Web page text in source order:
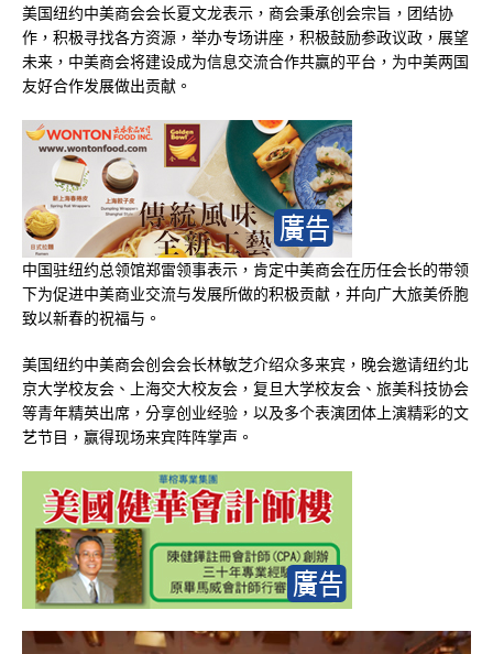
美国纽约中美商会会长夏文龙表示，商会秉承创会宗旨，团结协
作，积极寻找各方资源，举办专场讲座，积极鼓励参政议政，展望
未来，中美商会将建设成为信息交流合作共赢的平台，为中美两国
友好合作发展做出贡献。
中国驻纽约总领馆郑雷领事表示，肯定中美商会在历任会长的带领
下为促进中美商业交流与发展所做的积极贡献，并向广大旅美侨胞
致以新春的祝福与。
美国纽约中美商会创会会长林敏芝介绍众多来宾，晚会邀请纽约北
京大学校友会、上海交大校友会，复旦大学校友会、旅美科技协会
等青年精英出席，分享创业经验，以及多个表演团体上演精彩的文
艺节目，赢得现场来宾阵阵掌声。